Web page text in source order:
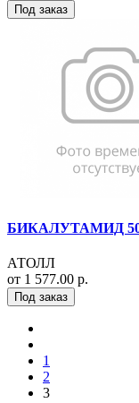
Под заказ
БИКАЛУТАМИД
АТОЛЛ
от 1 577.00 р.
Под заказ
1
2
3